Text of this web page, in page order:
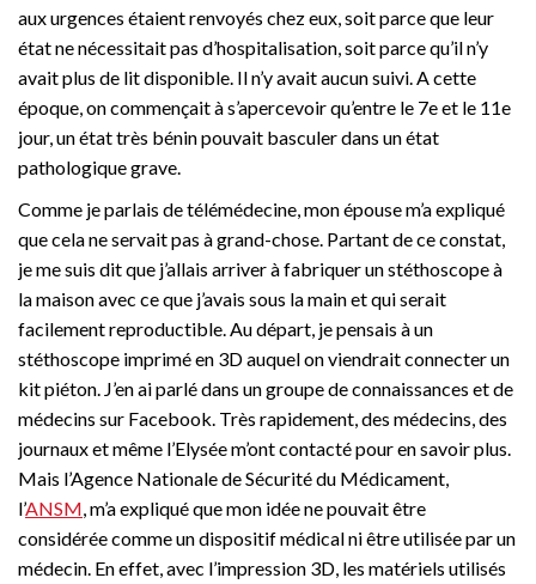
aux urgences étaient renvoyés chez eux, soit parce que leur
état ne nécessitait pas d’hospitalisation, soit parce qu’il n’y
avait plus de lit disponible. Il n’y avait aucun suivi. A cette
époque, on commençait à s’apercevoir qu’entre le 7e et le 11e
jour, un état très bénin pouvait basculer dans un état
pathologique grave.
Comme je parlais de télémédecine, mon épouse m’a expliqué
que cela ne servait pas à grand-chose. Partant de ce constat,
je me suis dit que j’allais arriver à fabriquer un stéthoscope à
la maison avec ce que j’avais sous la main et qui serait
facilement reproductible. Au départ, je pensais à un
stéthoscope imprimé en 3D auquel on viendrait connecter un
kit piéton. J’en ai parlé dans un groupe de connaissances et de
médecins sur Facebook. Très rapidement, des médecins, des
journaux et même l’Elysée m’ont contacté pour en savoir plus.
Mais l’Agence Nationale de Sécurité du Médicament,
l’ANSM, m’a expliqué que mon idée ne pouvait être
considérée comme un dispositif médical ni être utilisée par un
médecin. En effet, avec l’impression 3D, les matériels utilisés